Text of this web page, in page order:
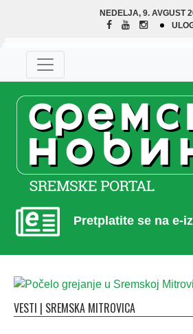
NEDELJA, 9. AVGUST
Pretplatite se na e-
VESTI | SREMSKA MITROVICA